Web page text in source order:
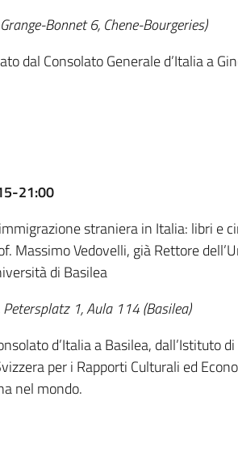
Bonnet 6, Chene-Bourgeries)
dal Consolato Generale d’Italia a
21:00
straniera in Italia: libri e
Massimo Vedovelli, già Rettore
di Basilea
1, Aula 114 (Basilea)
d’Italia a Basilea, dall’Istituto
per i Rapporti Culturali ed
nel mondo.